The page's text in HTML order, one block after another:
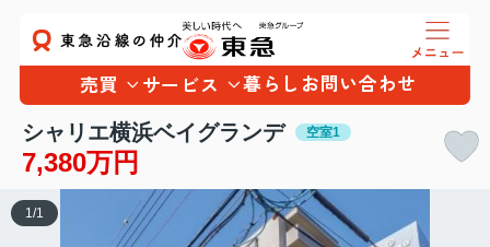
売買 サービス 暮らし お問い合わせ
シャリエ横浜ベイグランデ 空室1
7,380万円
1 /1